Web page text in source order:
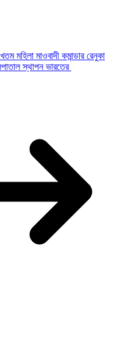
মহিলা মাওবাদী কমান্ডার রেনুকা
স্থাপন ভারতের